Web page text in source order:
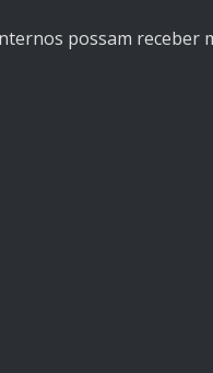
possam receber